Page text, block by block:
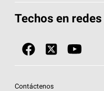
Componentes para
Tecnología SureNail®
Herramientas de
Únase a la red de
Diseño en el techo
Llame al 1-800-GET-
Encuentre una tienda
Techos en
Contáctenos